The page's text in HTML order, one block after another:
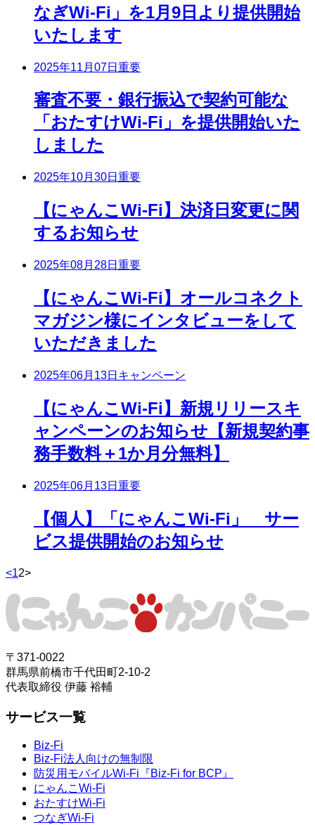
なぎWi-Fi」を1月9日より提供開始
いたします
2025年11月07日 重要
審査不要・銀行振込で契約可能な
「おたすけWi-Fi」を提供開始いた
しました
2025年10月30日 重要
【にゃんこWi-Fi】決済日変更に関
するお知らせ
2025年08月28日 重要
【にゃんこWi-Fi】オールコネクト
マガジン様にインタビューをして
いただきました
2025年06月13日 キャンペーン
【にゃんこWi-Fi】新規リリースキ
ャンペーンのお知らせ【新規契約事
務手数料＋1か月分無料】
2025年06月13日 重要
【個人】「にゃんこWi-Fi」 サー
ビス提供開始のお知らせ
<12>
〒371-0022
群馬県前橋市千代田町2-10-2
代表取締役 伊藤 裕輔
サービス一覧
Biz-Fi
Biz-Fi法人向けの無制限
防災用モバイルWi-Fi『Biz-Fi for BCP』
にゃんこWi-Fi
おたすけWi-Fi
つなぎWi-Fi